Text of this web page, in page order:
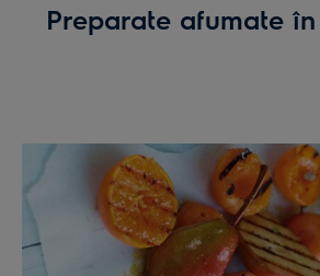
Preparate afumate